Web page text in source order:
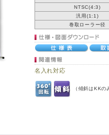
NTSC(4:3)
汎用(1:1)
巻取ローラー径
名入れ対応
（傾斜はKKの